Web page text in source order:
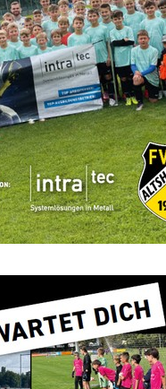
18/19
{fussballergebnisse